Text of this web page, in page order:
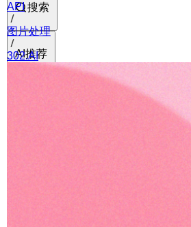
搜索
AI推荐
API
图片处理
302.AI